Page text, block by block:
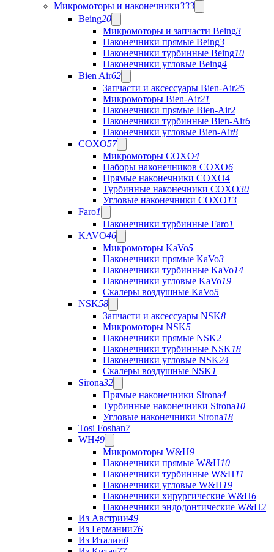
Микромоторы и наконечники333
Being20
Микромоторы и запчасти Being3
Наконечники прямые Being3
Наконечники турбинные Being10
Наконечники угловые Being4
Bien Air62
Запчасти и аксессуары Bien-Air25
Микромоторы Bien-Air21
Наконечники прямые Bien-Air2
Наконечники турбинные Bien-Air6
Наконечники угловые Bien-Air8
COXO57
Микромоторы COXO4
Наборы наконечников COXO6
Прямые наконечники COXO4
Турбинные наконечники COXO30
Угловые наконечники COXO13
Faro1
Наконечники турбинные Faro1
KAVO46
Микромоторы KaVo5
Наконечники прямые KaVo3
Наконечники турбинные KaVo14
Наконечники угловые KaVo19
Скалеры воздушные KaVo5
NSK58
Запчасти и аксессуары NSK8
Микромоторы NSK5
Наконечники прямые NSK2
Наконечники турбинные NSK18
Наконечники угловые NSK24
Скалеры воздушные NSK1
Sirona32
Прямые наконечники Sirona4
Турбинные наконечники Sirona10
Угловые наконечники Sirona18
Tosi Foshan7
WH49
Микромоторы W&H9
Наконечники прямые W&H10
Наконечники турбинные W&H11
Наконечники угловые W&H19
Наконечники хирургические W&H6
Наконечники эндодонтические W&H2
Из Австрии49
Из Германии76
Из Италии0